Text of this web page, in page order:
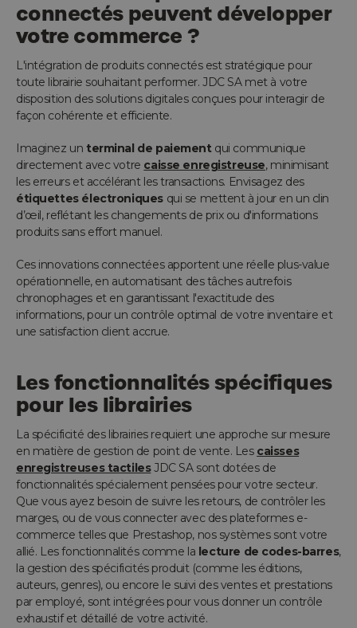
connectés peuvent développer
votre commerce ?
L'intégration de produits connectés est stratégique pour
toute librairie souhaitant performer. JDC SA met à votre
disposition des solutions digitales conçues pour interagir de
façon cohérente et efficiente.
Imaginez un terminal de paiementqui communique
directement avec votre caisse enregistreuse, minimisant
les erreurs et accélérant les transactions. Envisagez des
étiquettes électroniquesqui se mettent à jour en un clin
d’œil, reflétant les changements de prix ou d'informations
produits sans effort manuel.
Ces innovations connectées apportent une réelle plus-value
opérationnelle, en automatisant des tâches autrefois
chronophages et en garantissant l'exactitude des
informations, pour un contrôle optimal de votre inventaire et
une satisfaction client accrue.
Les fonctionnalités spécifiques
pour les librairies
La spécificité des librairies requiert une approche sur mesure
en matière de gestion de point de vente. Les caisses
enregistreuses tactilesJDC SA sont dotées de
fonctionnalités spécialement pensées pour votre secteur.
Que vous ayez besoin de suivre les retours, de contrôler les
marges, ou de vous connecter avec des plateformes e-
commerce telles que Prestashop, nos systèmes sont votre
allié. Les fonctionnalités comme la lecture de codes-barres,
la gestion des spécificités produit (comme les éditions,
auteurs, genres), ou encore le suivi des ventes et prestations
par employé, sont intégrées pour vous donner un contrôle
exhaustif et détaillé de votre activité.